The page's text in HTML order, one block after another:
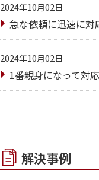
2024年10月02日
急な依頼に迅速に対
2024年10月02日
1番親身になって対
解決事例